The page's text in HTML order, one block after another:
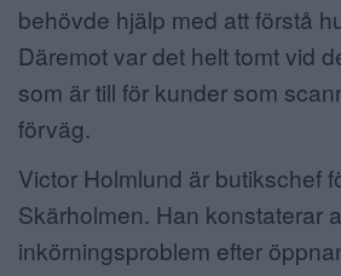
behövde hjälp med att förstå
Däremot var det helt tomt vid
som är till för kunder som
förväg.
Victor Holmlund är butikschef
Skärholmen. Han konstaterar
inkörningsproblem efter